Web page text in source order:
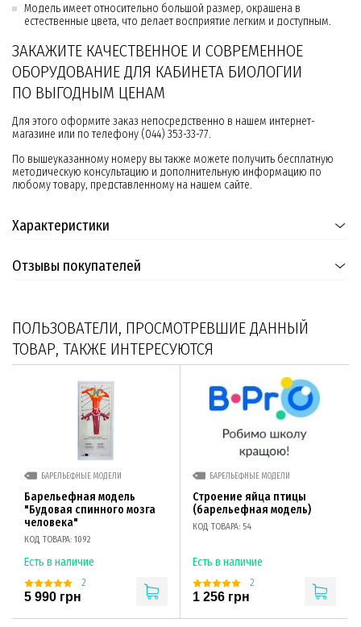
Модель имеет относительно большой размер, окрашена в
естественные цвета, что делает восприятие легким и доступным.
ЗАКАЖИТЕ КАЧЕСТВЕННОЕ И СОВРЕМЕННОЕ
ОБОРУДОВАНИЕ ДЛЯ КАБИНЕТА БИОЛОГИИ
ПО ВЫГОДНЫМ ЦЕНАМ
Для этого оформите заказ непосредственно в нашем интернет-
магазине или по телефону (044) 353-33-77.
По вышеуказанному номеру вы также можете получить бесплатную
методическую консультацию и дополнительную информацию по
любому товару, представленному на нашем сайте.
Характеристики
Отзывы покупателей
ПОЛЬЗОВАТЕЛИ, ПРОСМОТРЕВШИЕ ДАННЫЙ
ТОВАР, ТАКЖЕ ИНТЕРЕСУЮТСЯ
БАРЕЛЬЕФНЫЕ МОДЕЛИ
Барельефная модель
"Будовая спинного мозга
человека"
КОД ТОВАРА: 1092
Есть в наличие
2
5 990 грн
БАРЕЛЬЕФНЫЕ МОДЕЛИ
Строение яйца птицы
(барельефная модель)
КОД ТОВАРА: 54
Есть в наличие
2
1 256 грн